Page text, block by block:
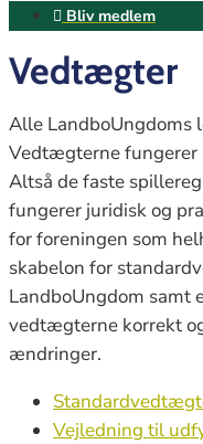
Bliv medlem
Vedtægter
Alle
Vedtægternefungerer
Altså de faste
fungerer juridisk og
for foreningen som
skabelon for
LandboUngdom samt
vedtægterne korrekt
ændringer.
Vejledning til